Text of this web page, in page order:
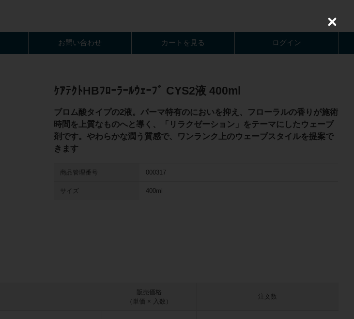
お問い合わせ カートを見る ログイン
ｹｱﾃｸﾄHBﾌﾛｰﾗｰﾙｳｪｰﾌﾞ CYS2液 400ml
ブロム酸タイプの2液。パーマ特有のにおいを抑え、フローラルの香りが施術
時間を上質なものへと導く、「リラクゼーション」をテーマにしたウェーブ
剤です。やわらかな潤う質感で、ワンランク上のウェーブスタイルを提案で
きます
商品管理番号 000317
サイズ 400ml
販売価格
（単価 × 入数）
注文数
C
l